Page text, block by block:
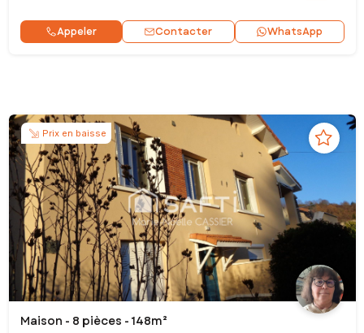
Appeler Contacter WhatsApp
Prix en baisse
Maison - 8 pièces - 148m²